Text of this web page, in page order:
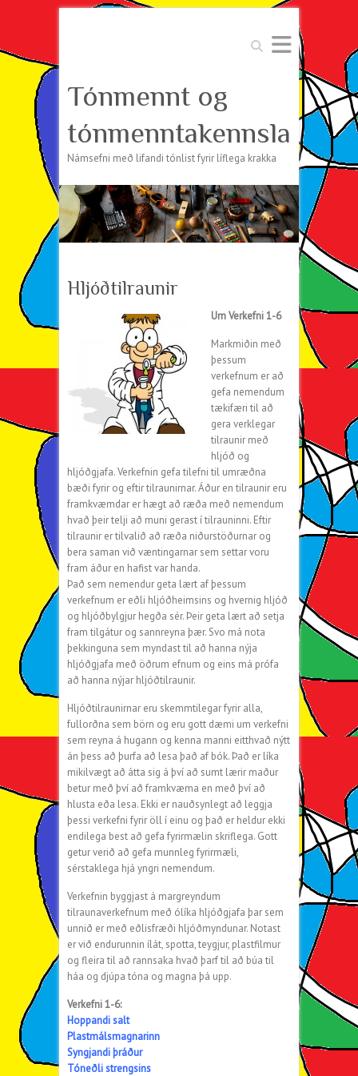
Search
Tónmennt og
tónmenntakennsla
Námsefni með lifandi tónlist fyrir líflega krakka
Hljóðtilraunir
Um Verkefni 1-6
Markmiðin með
þessum
verkefnum er að
gefa nemendum
tækifæri til að
gera verklegar
tilraunir með
hljóð og
hljóðgjafa. Verkefnin gefa tilefni til umræðna
bæði fyrir og eftir tilraunirnar. Áður en tilraunir eru
framkvæmdar er hægt að ræða með nemendum
hvað þeir telji að muni gerast í tilrauninni. Eftir
tilraunir er tilvalið að ræða niðurstöðurnar og
bera saman við væntingarnar sem settar voru
fram áður en hafist var handa.
Það sem nemendur geta lært af þessum
verkefnum er eðli hljóðheimsins og hvernig hljóð
og hljóðbylgjur hegða sér. Þeir geta lært að setja
fram tilgátur og sannreyna þær. Svo má nota
þekkinguna sem myndast til að hanna nýja
hljóðgjafa með öðrum efnum og eins má prófa
að hanna nýjar hljóðtilraunir.
Hljóðtilraunirnar eru skemmtilegar fyrir alla,
fullorðna sem börn og eru gott dæmi um verkefni
sem reyna á hugann og kenna manni eitthvað nýtt
án þess að þurfa að lesa það af bók. Það er líka
mikilvægt að átta sig á því að sumt lærir maður
betur með því að framkvæma en með því að
hlusta eða lesa. Ekki er nauðsynlegt að leggja
þessi verkefni fyrir öll í einu og það er heldur ekki
endilega best að gefa fyrirmælin skriflega. Gott
getur verið að gefa munnleg fyrirmæli,
sérstaklega hjá yngri nemendum.
Verkefnin byggjast á margreyndum
tilraunaverkefnum með ólíka hljóðgjafa þar sem
unnið er með eðlisfræði hljóðmyndunar. Notast
er við endurunnin ílát, spotta, teygjur, plastfilmur
og fleira til að rannsaka hvað þarf til að búa til
háa og djúpa tóna og magna þá upp.
Verkefni 1-6:
Hoppandi salt
Plastmálsmagnarinn
Syngjandi þráður
Tóneðli strengsins